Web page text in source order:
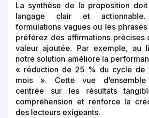
La synthèse de la proposition
langage clair et
formulations vagues ou les
préférez des affirmations précises
valeur ajoutée. Par exemple, au
notre solution améliore la
« réduction de 25 % du cycle de
mois ». Cette vue d’ensemble
centrée sur les résultats
compréhension et renforce la
des lecteurs exigeants.